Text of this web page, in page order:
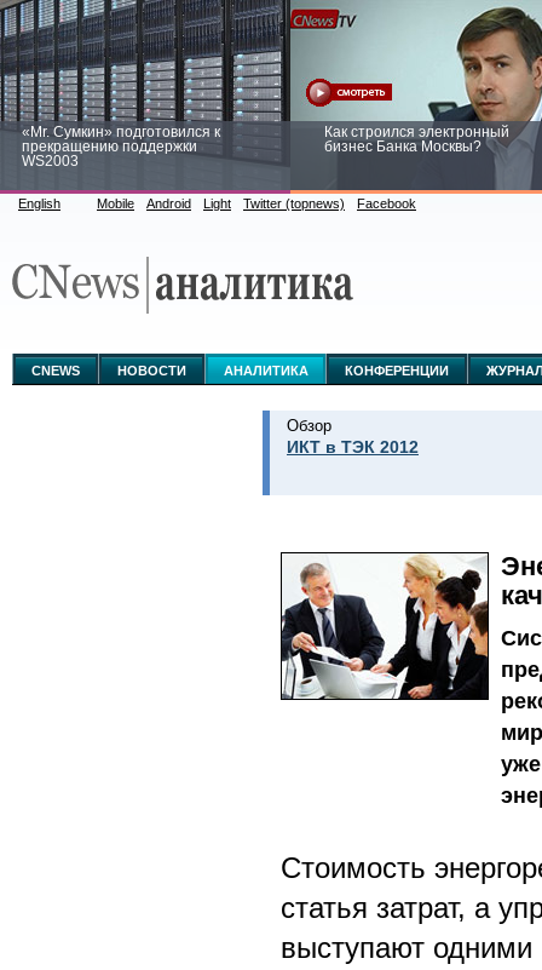
«Mr. Сумкин» подготовился к
прекращению поддержки
WS2003
Как строился электронный
бизнес Банка Москвы?
аналитике
English Mobile Android Light Twitter (topnews) Facebook
CNEWS НОВОСТИ АНАЛИТИКА КОНФЕРЕНЦИИ
Обзор
ИКТ в ТЭК 2012
Стоимость
статья затрат, а
выступают одними